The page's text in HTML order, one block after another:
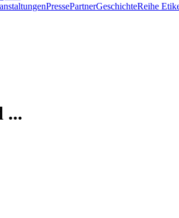
PressePartnerGeschichteReihe
...